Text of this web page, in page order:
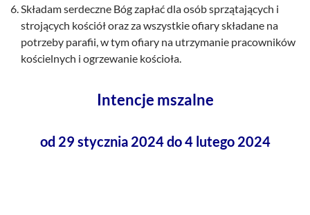
Składam serdeczne Bóg zapłać dla osób sprzątających i
strojących kościół oraz za wszystkie ofiary składane na
potrzeby parafii, w tym ofiary na utrzymanie pracowników
kościelnych i ogrzewanie kościoła.
Intencje mszalne
od 29 stycznia 2024 do 4 lutego 2024